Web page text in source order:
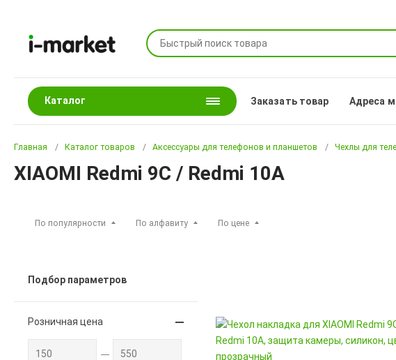
Каталог Заказать товар Адреса
Главная Каталог товаров Аксессуары для телефонов и планшетов Чехлы для
XIAOMI Redmi 9C / Redmi 10A
По популярности По алфавиту По цене
Подбор параметров
Розничная цена